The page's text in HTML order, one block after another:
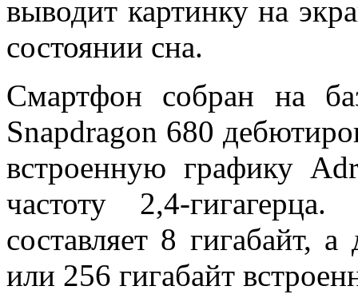
выводит картинку на
состоянии сна.
Смартфон собран на
Snapdragon 680
встроенную графику
частоту 2,4-
составляет 8 гигабайт,
или 256 гигабайт